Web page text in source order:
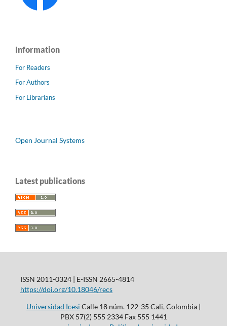
Information
For Readers
For Authors
For Librarians
Open Journal Systems
Latest publications
ISSN 2011-0324 | E-ISSN 2665-4814
https://doi.org/10.18046/recs
Universidad Icesi Calle 18 núm. 122-35 Cali, Colombia |
PBX 57(2) 555 2334 Fax 555 1441